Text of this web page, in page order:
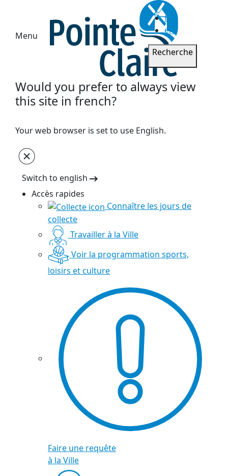
Menu
fr
en
Recherche
Would you prefer to always view
this site in french?
Your web browser is set to use English.
Switch to english
Accès rapides
Connaître les jours de
collecte
Travailler à la Ville
Voir la programmation sports,
loisirs et culture
Faire une requête
à la Ville